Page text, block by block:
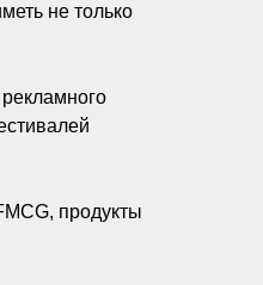
не только
продукты